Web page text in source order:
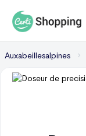
Auxabeillesalpines